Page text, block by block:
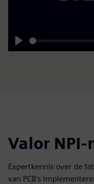
Play
Valor
Expertkennis over de
van PCB's